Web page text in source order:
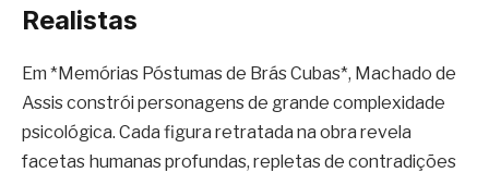
Realistas
Em *Memórias Póstumas de Brás Cubas*, Machado de
Assis constrói personagens de grande complexidade
psicológica. Cada figura retratada na obra revela
facetas humanas profundas, repletas de contradições